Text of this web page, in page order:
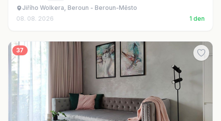
Jiřího Wolkera, Beroun - Beroun-Město
08. 08. 2026
1 den
37